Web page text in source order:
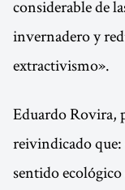
considerable de
invernadero y
extractivismo».
Eduardo Rovira,
reivindicado que:
sentido